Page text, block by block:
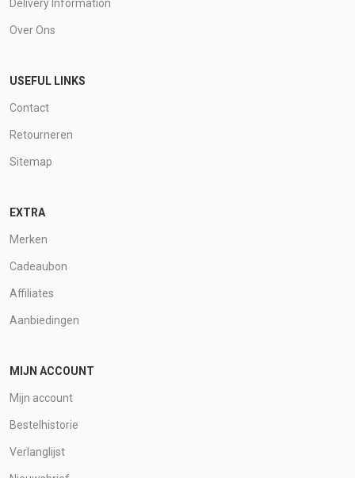
Delivery Information
Over Ons
USEFUL LINKS
Contact
Retourneren
Sitemap
EXTRA
Merken
Cadeaubon
Affiliates
Aanbiedingen
MIJN ACCOUNT
Mijn account
Bestelhistorie
Verlanglijst